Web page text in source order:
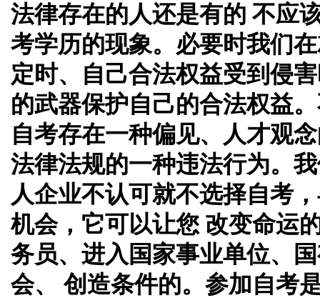
法律存在的人还是有的 不应
考学历的现象。必要时我们
定时、自己合法权益受到侵
的武器保护自己的合法权益
自考存在一种偏见、人才观
法律法规的一种违法行为。
人企业不认可就不选择自考
机会，它可以让您 改变命运
务员、进入国家事业单位、
会、 创造条件的。参加自考